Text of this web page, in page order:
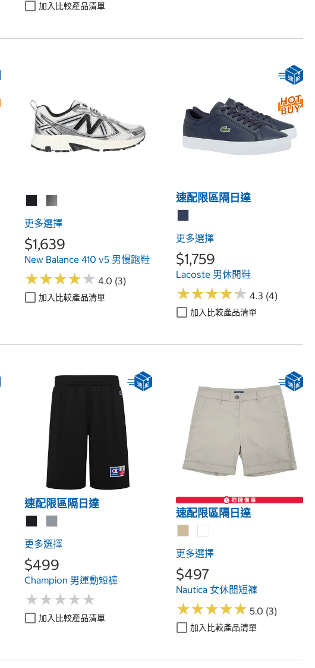
加入比較產品清單
更多選擇
$1,639
New Balance 410 v5 男慢跑鞋
★★★★★
★★★★★ 4.0 (3)
加入比較產品清單
速配限區隔日達
更多選擇
$1,759
Lacoste 男休閒鞋
★★★★★
★★★★★ 4.3 (4)
加入比較產品清單
速配限區隔日達
更多選擇
$499
Champion 男運動短褲
★★★★★
★★★★★
加入比較產品清單
速配限區隔日達
更多選擇
$497
Nautica 女休閒短褲
★★★★★
★★★★★ 5.0 (3)
加入比較產品清單